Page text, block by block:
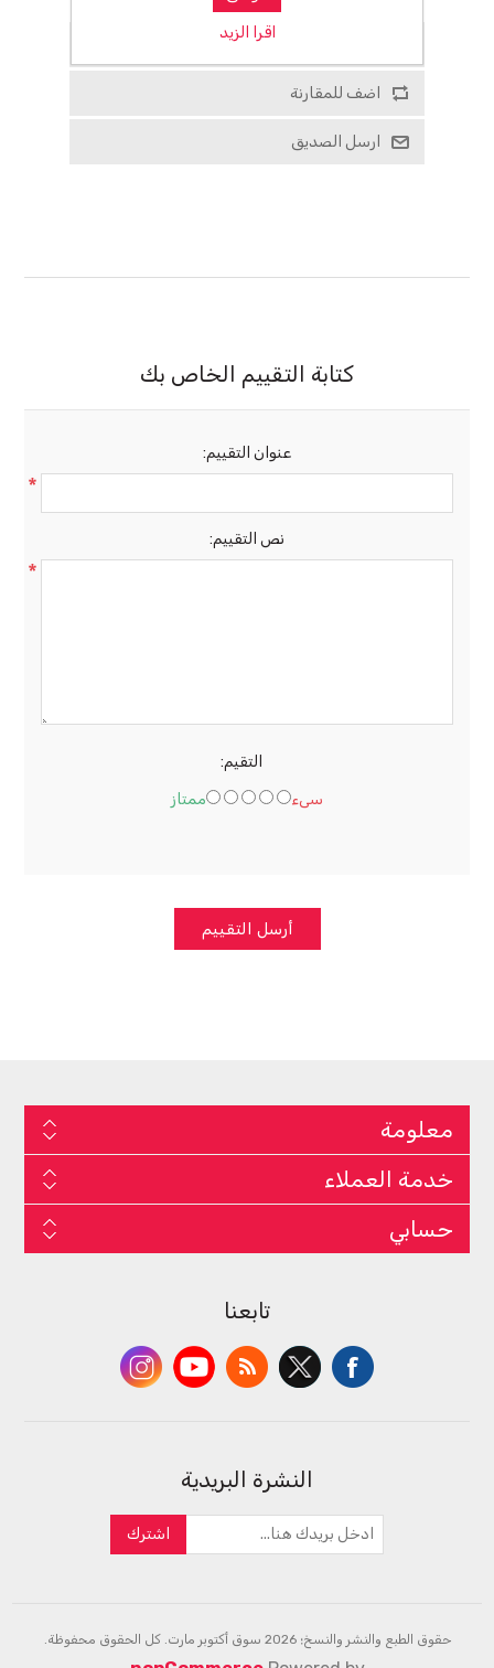
اضف للمقارنة
ارسل الصديق
كتابة التقييم الخاص بك
عنوان التقييم:
*
نص التقييم:
*
التقيم:
سىء
ممتاز
أرسل التقييم
معلومة
خدمة العملاء
حسابي
تابعنا
النشرة البريدية
اشترك
حقوق الطبع والنشر والنسخ؛ 2026 سوق أكتوبر مارت. كل الحقوق محفوظة.
اقرا الزيد